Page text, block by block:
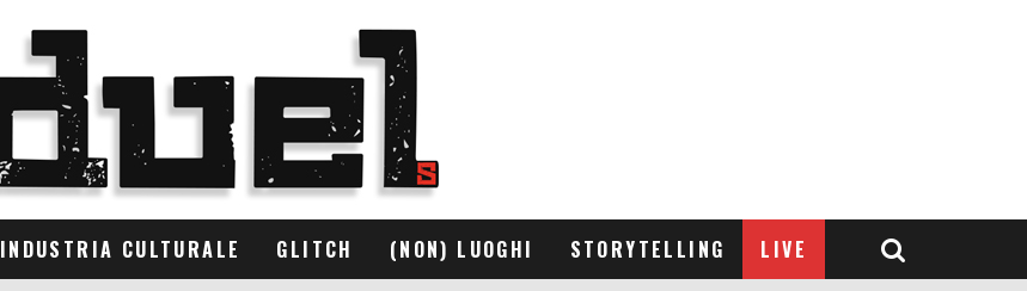
INDUSTRIA CULTURALE GLITCH (NON) LUOGHI STORYTELLING LIVE